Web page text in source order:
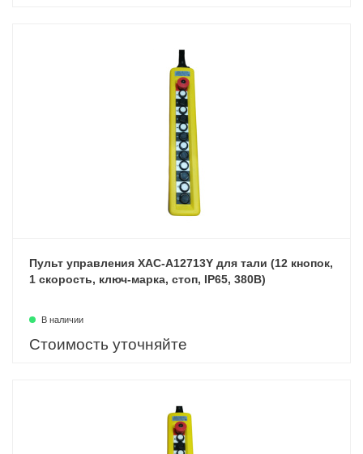
Пульт управления XAC-A12713Y для тали (12 кнопок,
1 скорость, ключ-марка, стоп, IP65, 380В)
В наличии
Стоимость уточняйте